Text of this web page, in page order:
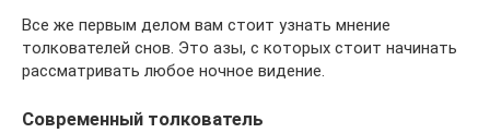
Все же первым делом вам стоит узнать мнение
толкователей снов. Это азы, с которых стоит начинать
рассматривать любое ночное видение.
Современный толкователь